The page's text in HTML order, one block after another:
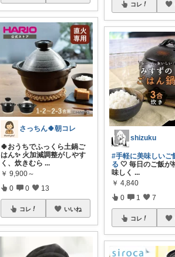
さっちん🍀朝コレ
🍀おうちでふっくら土鍋ご
はん✨ 火加減調整がしやす
く、炊きむら ...
￥ 9,900～
0 0 13
コレ いいね
コレ
shizuku
#手軽に美味しいご
る 🤍 毎日のご飯が
味しく ...
￥ 4,840
0 1 7
コレ